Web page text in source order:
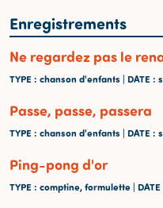
Enregistrements
Ne regardez pas le
TYPE : chanson d'enfants | DATE :
Passe, passe, passera
TYPE : chanson d'enfants | DATE :
Ping-pong d'or
TYPE : comptine, formulette | DATE